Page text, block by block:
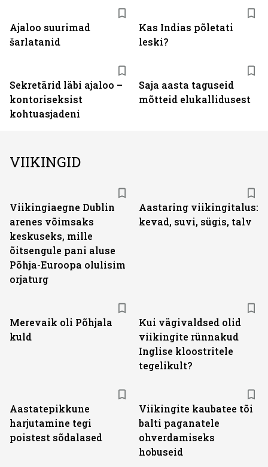
Ajaloo suurimad
šarlatanid
Kas Indias põletati
leski?
Sekretärid läbi ajaloo –
kontoriseksist
kohtuasjadeni
Saja aasta taguseid
mõtteid elukallidusest
VIIKINGID
Viikingiaegne Dublin
arenes võimsaks
keskuseks, mille
õitsengule pani aluse
Põhja-Euroopa olulisim
orjaturg
Aastaring viikingitalus:
kevad, suvi, sügis, talv
Merevaik oli Põhjala
kuld
Kui vägivaldsed olid
viikingite rünnakud
Inglise kloostritele
tegelikult?
Aastatepikkune
harjutamine tegi
poistest sõdalased
Viikingite kaubatee tõi
balti paganatele
ohverdamiseks
hobuseid